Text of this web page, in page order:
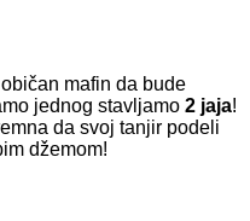
mafin da bude
jednog stavljamo 2 jaja!
da svoj tanjir podeli
džemom!